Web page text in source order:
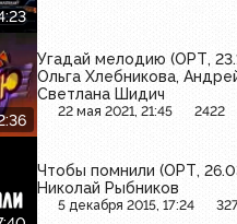
Угадай мелодию (ОРТ,
Ольга Хлебникова,
Светлана Шидич
22 мая 2021, 21:45 2422
Чтобы помнили (ОРТ,
Николай Рыбников
5 декабря 2015, 17:24